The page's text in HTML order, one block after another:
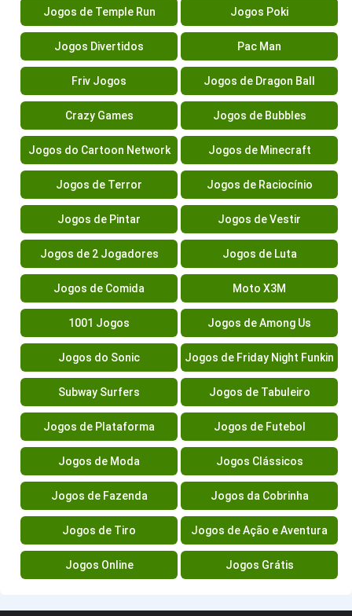
Jogos de Temple Run Jogos Poki
Jogos Divertidos Pac Man
Friv Jogos Jogos de Dragon Ball
Crazy Games Jogos de Bubbles
Jogos do Cartoon Network Jogos de Minecraft
Jogos de Terror Jogos de Raciocínio
Jogos de Pintar Jogos de Vestir
Jogos de 2 Jogadores Jogos de Luta
Jogos de Comida Moto X3M
1001 Jogos Jogos de Among Us
Jogos do Sonic Jogos de Friday Night Funkin
Subway Surfers Jogos de Tabuleiro
Jogos de Plataforma Jogos de Futebol
Jogos de Moda Jogos Clássicos
Jogos de Fazenda Jogos da Cobrinha
Jogos de Tiro Jogos de Ação e Aventura
Jogos Online Jogos Grátis